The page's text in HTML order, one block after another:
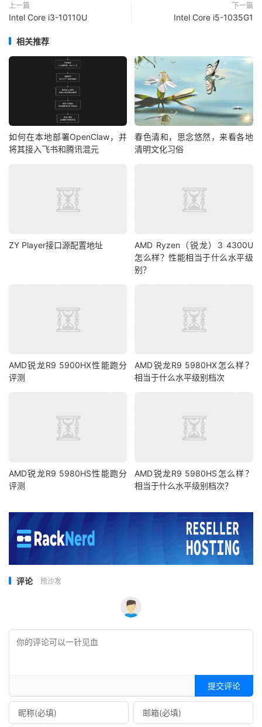
上一篇
Intel Core i3-10110U
下一篇
Intel Core i5-1035G1
相关推荐
如何在本地部署OpenClaw，并
将其接入飞书和腾讯混元
春色清和，思念悠然，来看各地
清明文化习俗
ZY Player接口源配置地址
AMD Ryzen（锐龙）3 4300U
怎么样？性能相当于什么水平级
别？
AMD锐龙R9 5900HX性能跑分
评测
AMD锐龙R9 5980HX怎么样？
相当于什么水平级别档次
AMD锐龙R9 5980HS性能跑分
评测
AMD锐龙R9 5980HS怎么样？
相当于什么水平级别档次？
评论 抢沙发
提交评论